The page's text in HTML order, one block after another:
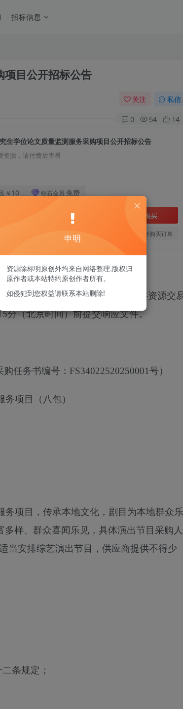
招标信息
项目公开招标公告
关注 私信
0 54 14
生学位论文质量监测服务采购项目公开招标公告
资源，请付费后查看
￥ 10 钻石会员 免费
立即购买
您当前未登录！建议登陆后购买，可保存购买订单
包）的潜在供应商应在芜湖市公共资源交
分（北京时间）前提交响应文件。
购任务书编号： FS34022520250001号）
项目（八包）
务项目 ，传承本地文化，剧目为本地群众
样、群众喜闻乐见，具体演出节目采购人
当安排综艺演出节目，供应商提供不得少
条规定；
申明
资源除标明原创外均来自网络整理,版权归
原作者或本站特约原创作者所有。
如侵犯到您权益请联系本站删除!